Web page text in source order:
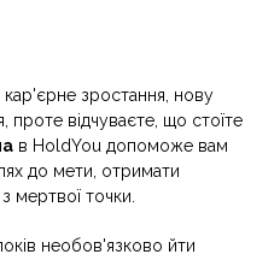
кар'єрне зростання, нову
проте відчуваєте, що стоїте
в HoldYou допоможе вам
до мети, отримати
мертвої точки.
необов'язково йти